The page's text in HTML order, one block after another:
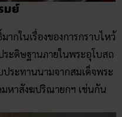
มย์
กในเรื่องของการกราบไหว้
ะดิษฐานภายในพระอุโบสถ
ระทานนามจากสมเด็จพระ
หาสังฆปริณายกฯ เช่นกัน